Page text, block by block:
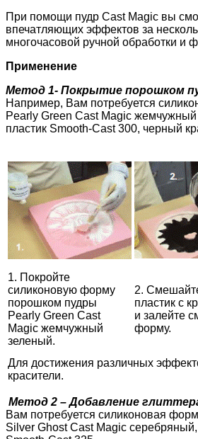
При помощи пудр Cast Magic вы
впечатляющих эффектов за
многочасовой ручной обработки и
Применение
Метод 1- Покрытие порошком
Например, Вам потребуется
Pearly Green Cast Magic
пластик Smooth-Cast 300, черный
1. Покройте
силиконовую форму
порошком пудры
Pearly Green Cast
Magic жемчужный
зеленый.
2.
пластик с
и залейте
форму.
Для достижения различных
красители.
Метод 2 – Добавление
Вам потребуется силиконовая
Silver Ghost Cast Magic